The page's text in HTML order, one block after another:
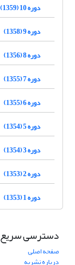
دوره 10 (1359)
دوره 9 (1358)
دوره 8 (1356)
دوره 7 (1355)
دوره 6 (1355)
دوره 5 (1354)
دوره 3 (1354)
دوره 2 (1353)
دوره 1 (1353)
دسترسی سریع
صفحه اصلی
درباره نشریه